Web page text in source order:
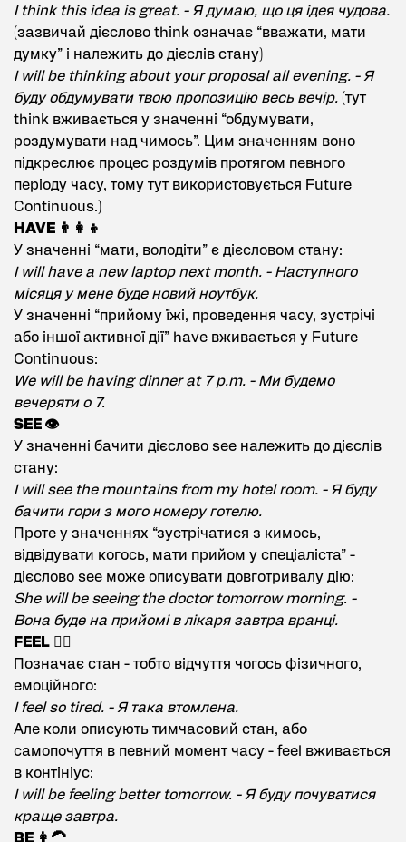
I think this idea is great. - Я думаю, що ця ідея чудова.
(зазвичай дієслово think означає “вважати, мати
думку” і належить до дієслів стану)
I will be thinking about your proposal all evening. - Я
буду обдумувати твою пропозицію весь вечір. (тут
think вживається у значенні “обдумувати,
роздумувати над чимось”. Цим значенням воно
підкреслює процес роздумів протягом певного
періоду часу, тому тут використовується Future
Continuous.)
HAVE 👨‍👩‍👦
У значенні “мати, володіти” є дієсловом стану:
I will have a new laptop next month. - Наступного
місяця у мене буде новий ноутбук.
У значенні “прийому їжі, проведення часу, зустрічі
або іншої активної дії” have вживається у Future
Continuous:
We will be having dinner at 7 p.m. - Ми будемо
вечеряти о 7.
SEE 👁️
У значенні бачити дієслово see належить до дієслів
стану:
I will see the mountains from my hotel room. - Я буду
бачити гори з мого номеру готелю.
Проте у значеннях “зустрічатися з кимось,
відвідувати когось, мати прийом у спеціаліста” -
дієслово see може описувати довготривалу дію:
She will be seeing the doctor tomorrow morning. -
Вона буде на прийомі в лікаря завтра вранці.
FEEL
Позначає стан - тобто відчуття чогось фізичного,
емоційного:
I feel so tired. - Я така втомлена.
Але коли описують тимчасовий стан, або
самопочуття в певний момент часу - feel вживається
в контініус:
I will be feeling better tomorrow. - Я буду почуватися
краще завтра.
BE 👩‍🦱